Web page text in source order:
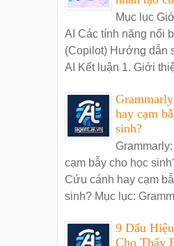
Mục lục
AI Các tính năng nổi
(Copilot) Hướng dẫn
AI Kết luận 1. Giới
hay cạm
sinh?
cạm bẫy cho học
Cứu cánh hay cạm
sinh? Mục lục:
9 Dấu
Cho Thấy